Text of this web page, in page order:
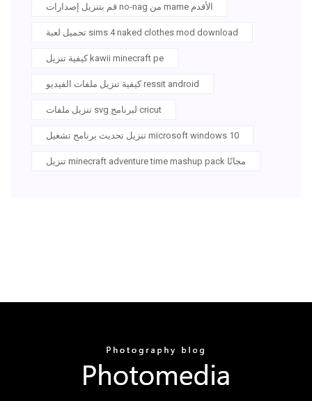
قم بتنزيل إصدارات no-nag من mame الأقدم
تحميل لعبة sims 4 naked clothes mod download
كيفية تنزيل kawii minecraft pe
كيفية تنزيل ملفات الفيديو ressit android
تنزيل ملفات svg لبرنامج cricut
تنزيل تحديث برنامج تشغيل microsoft windows 10
تنزيل minecraft adventure time mashup pack مجانًا